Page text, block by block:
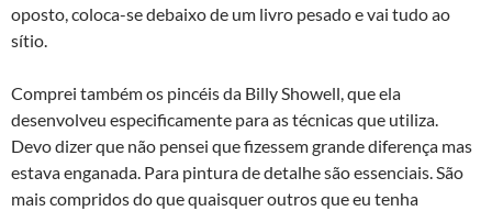
oposto, coloca-se debaixo de um livro pesado e vai tudo ao
sítio.
Comprei também os pincéis da Billy Showell, que ela
desenvolveu especificamente para as técnicas que utiliza.
Devo dizer que não pensei que fizessem grande diferença mas
estava enganada. Para pintura de detalhe são essenciais. São
mais compridos do que quaisquer outros que eu tenha